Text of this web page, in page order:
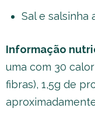
Sal e salsinha
Informação
uma com 30
fibras), 1,5g de